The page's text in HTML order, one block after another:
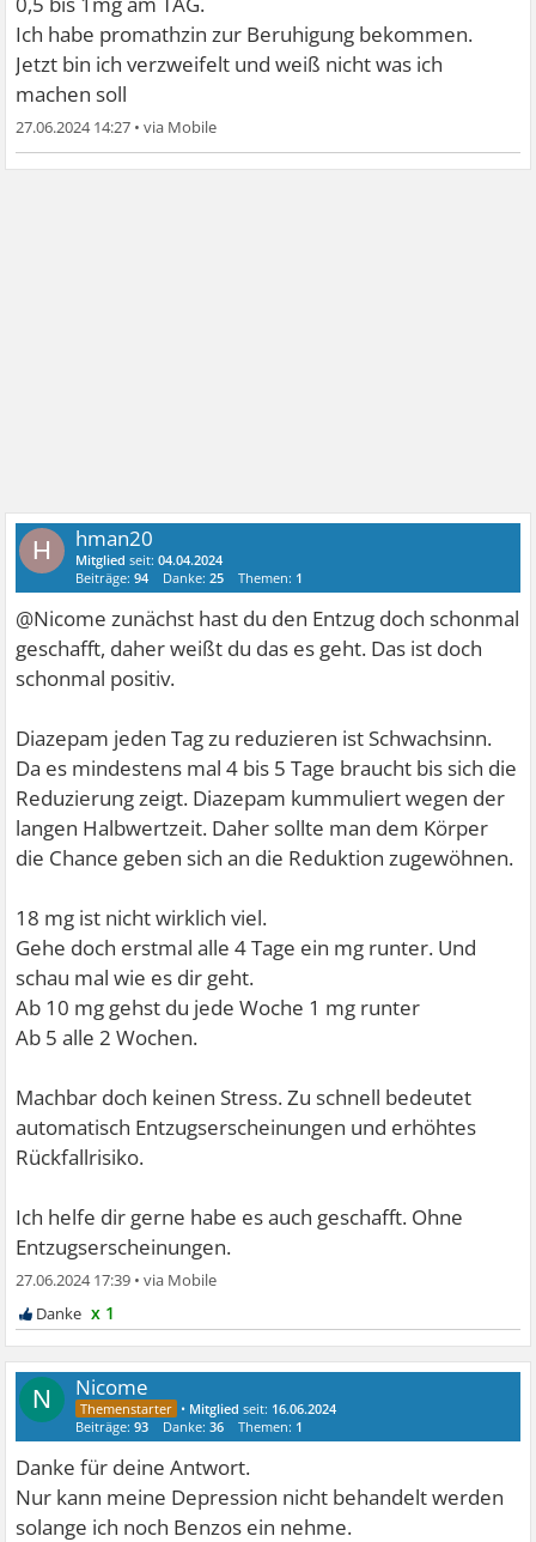
Ich habe promathzin zur Beruhigung bekommen.
Jetzt bin ich verzweifelt und weiß nicht was ich
machen soll
27.06.2024 14:27 •
H hman20
Mitglied seit:04.04.2024
Beiträge:94 Danke:25 Themen: 1
@Nicome zunächst hast du den Entzug doch schonmal
geschafft, daher weißt du das es geht. Das ist doch
schonmal positiv.
Diazepam jeden Tag zu reduzieren ist Schwachsinn.
Da es mindestens mal 4 bis 5 Tage braucht bis sich die
Reduzierung zeigt. Diazepam kummuliert wegen der
langen Halbwertzeit. Daher sollte man dem Körper
die Chance geben sich an die Reduktion zugewöhnen.
18 mg ist nicht wirklich viel.
Gehe doch erstmal alle 4 Tage ein mg runter. Und
schau mal wie es dir geht.
Ab 10 mg gehst du jede Woche 1 mg runter
Ab 5 alle 2 Wochen.
Machbar doch keinen Stress. Zu schnell bedeutet
automatisch Entzugserscheinungen und erhöhtes
Rückfallrisiko.
Ich helfe dir gerne habe es auch geschafft. Ohne
Entzugserscheinungen.
27.06.2024 17:39 •
x 1
N Nicome
• Mitglied seit: 16.06.2024
Beiträge:93 Danke:36 Themen: 1
Danke für deine Antwort.
Nur kann meine Depression nicht behandelt werden
solange ich noch Benzos ein nehme.